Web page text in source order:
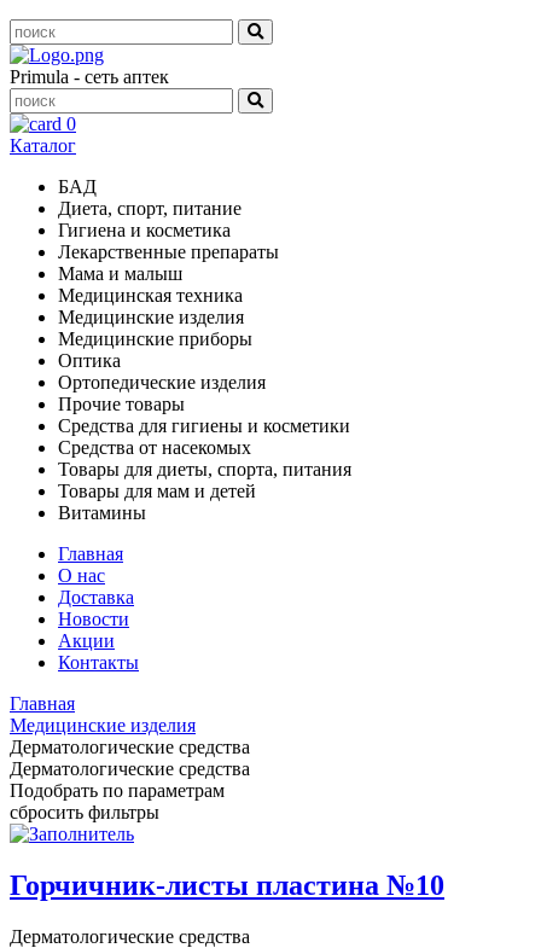
Primula - сеть аптек
0
Каталог
БАД
Диета, спорт, питание
Гигиена и косметика
Лекарственные препараты
Мама и малыш
Медицинская техника
Медицинские изделия
Медицинские приборы
Оптика
Ортопедические изделия
Прочие товары
Средства для гигиены и косметики
Средства от насекомых
Товары для диеты, спорта, питания
Товары для мам и детей
Витамины
Главная
О нас
Доставка
Новости
Акции
Контакты
Главная
Медицинские изделия
Дерматологические средства
Дерматологические средства
Подобрать по параметрам
сбросить фильтры
Горчичник-листы пластина №10
Дерматологические средства